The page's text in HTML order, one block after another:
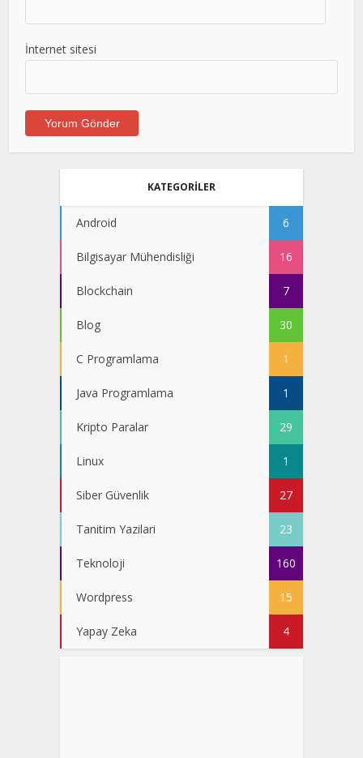
İnternet sitesi
KATEGORİLER
Android 6
Bilgisayar Mühendisliği 16
Blockchain 7
Blog 30
C Programlama 1
Java Programlama 1
Kripto Paralar 29
Linux 1
Siber Güvenlik 27
Tanitim Yazilari 23
Teknoloji 160
Wordpress 15
Yapay Zeka 4